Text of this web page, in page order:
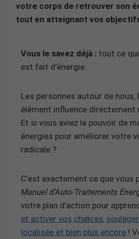
votre corps de retrouver son
tout en atteignant vos
Vous le savez déjà : tout ce
est fait d’énergie.
Les personnes autour de nous,
élément influence directement
Et si vous aviez le pouvoir de
énergies pour améliorer votre
radicale ?
C’est exactement ce que vous
Manuel d’Auto-Traitements
votre plan d’action pour
et activer vos chakras,
localisée et bien plus encore !